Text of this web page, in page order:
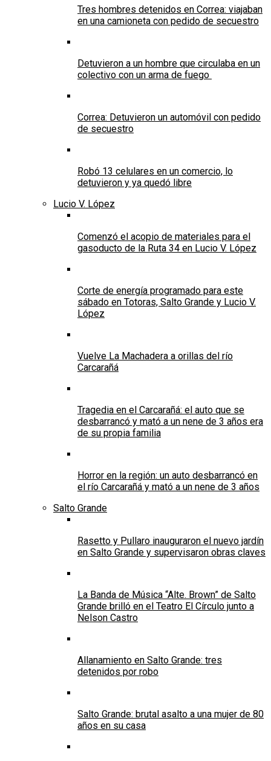
Tres hombres detenidos en Correa: viajaban
en una camioneta con pedido de secuestro
Detuvieron a un hombre que circulaba en un
colectivo con un arma de fuego
Correa: Detuvieron un automóvil con pedido
de secuestro
Robó 13 celulares en un comercio, lo
detuvieron y ya quedó libre
Lucio V. López
Comenzó el acopio de materiales para el
gasoducto de la Ruta 34 en Lucio V. López
Corte de energía programado para este
sábado en Totoras, Salto Grande y Lucio V.
López
Vuelve La Machadera a orillas del río
Carcarañá
Tragedia en el Carcarañá: el auto que se
desbarrancó y mató a un nene de 3 años era
de su propia familia
Horror en la región: un auto desbarrancó en
el río Carcarañá y mató a un nene de 3 años
Salto Grande
Rasetto y Pullaro inauguraron el nuevo jardín
en Salto Grande y supervisaron obras claves
La Banda de Música “Alte. Brown” de Salto
Grande brilló en el Teatro El Círculo junto a
Nelson Castro
Allanamiento en Salto Grande: tres
detenidos por robo
Salto Grande: brutal asalto a una mujer de 80
años en su casa